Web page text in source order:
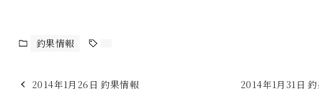
釣果情報
2014年1月26日 釣果情報 2014年1月31日